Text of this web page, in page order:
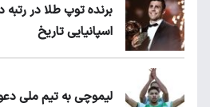
برنده توپ طلا در رتبه
اسپانیایی تاریخ
لیموچی به تیم ملی